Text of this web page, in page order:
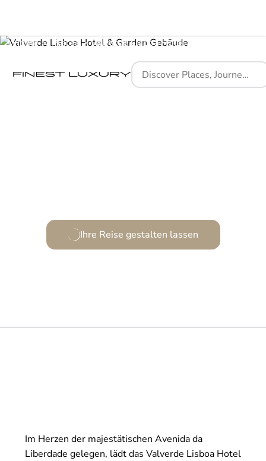
Home Places Valverde Lisboa Hotel & Garden - Relais & Châteaux
Ihre Reise gestalten lassen
Im Herzen der majestätischen Avenida da
Liberdade gelegen, lädt das Valverde Lisboa Hotel